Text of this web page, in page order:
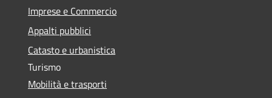
Imprese e Commercio
Appalti pubblici
Catasto e urbanistica
Turismo
Mobilità e trasporti